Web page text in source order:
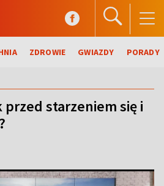
ZDROWIE GWIAZDY PORADY
starzeniem się i